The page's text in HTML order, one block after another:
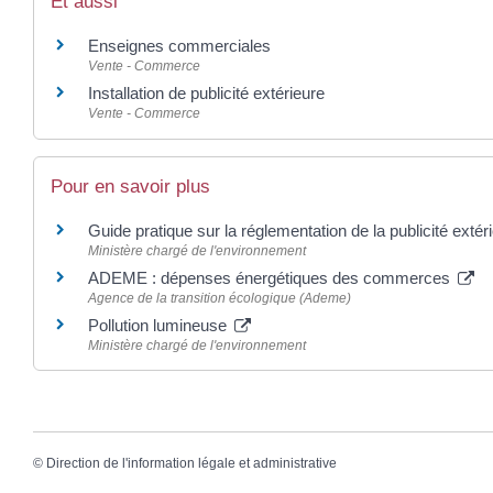
Enseignes commerciales
Vente - Commerce
Installation de publicité extérieure
Vente - Commerce
Pour en savoir plus
Guide pratique sur la réglementation de la publicité
Ministère chargé de l'environnement
ADEME : dépenses énergétiques des commerces
Agence de la transition écologique (Ademe)
Pollution lumineuse
Ministère chargé de l'environnement
© Direction de l'information légale et administrative